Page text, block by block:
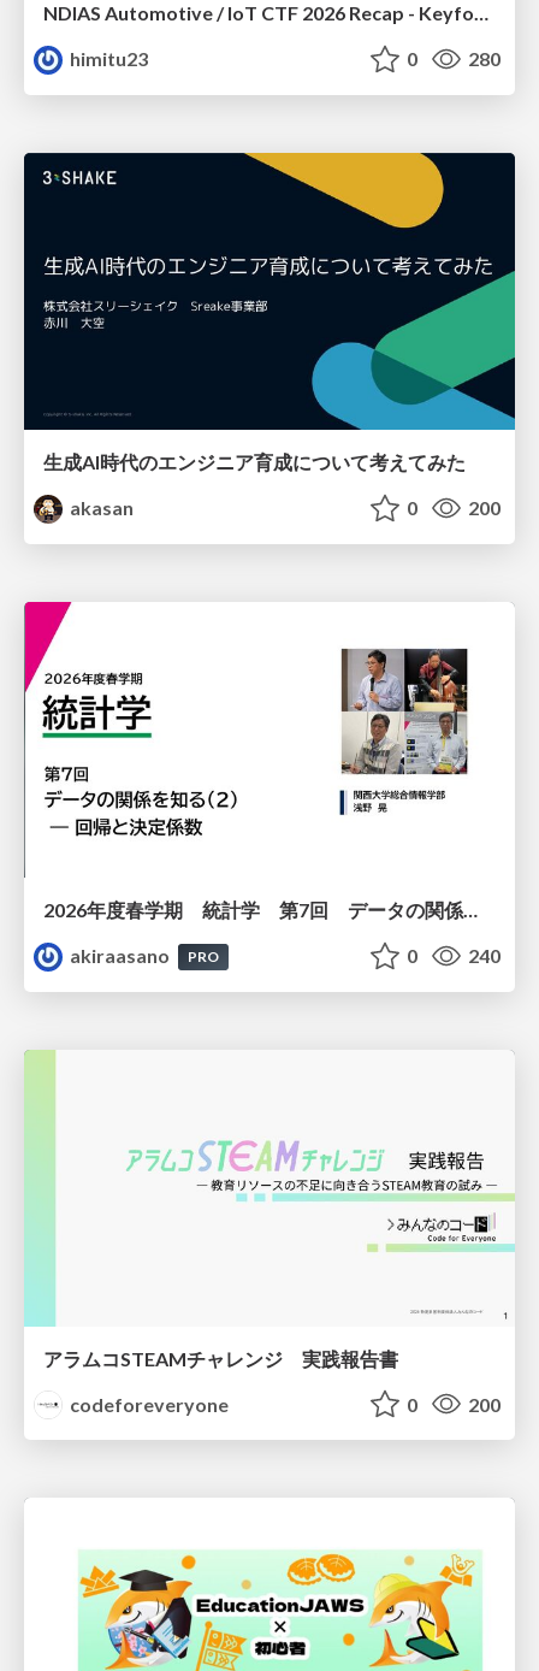
NDIAS Automotive / IoT CTF 2026 Recap - Keyfob & OSINT
himitu23
0 280
生成AI時代のエンジニア育成について考えてみた
akasan
0 200
2026年度春学期 統計学 第7回 データの関係を知る（２）ー 回帰と決定係数 (2026. 5. 21)
akiraasano
PRO 0 240
アラムコSTEAMチャレンジ 実践報告書
codeforeveryone
0 200